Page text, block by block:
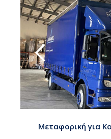
Μεταφορική για